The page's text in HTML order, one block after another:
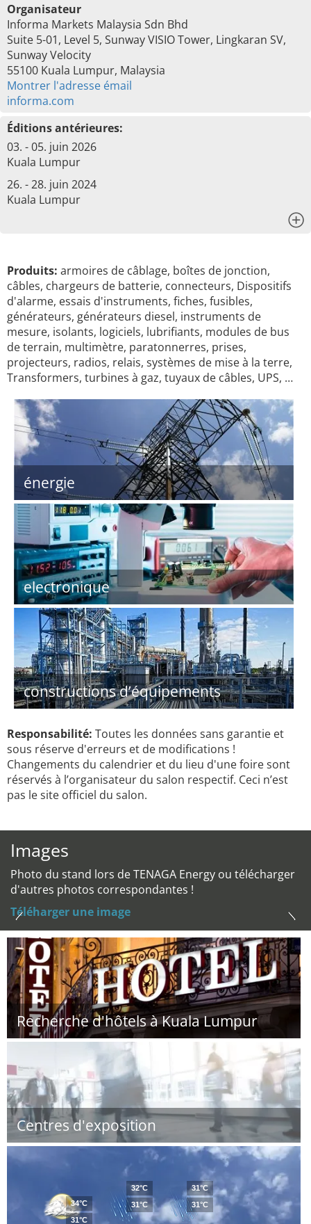
Organisateur
Informa Markets Malaysia Sdn Bhd
Suite 5-01, Level 5, Sunway VISIO Tower, Lingkaran SV,
Sunway Velocity
55100 Kuala Lumpur, Malaysia
Montrer l'adresse émail
informa.com
Éditions antérieures:
03. - 05. juin 2026
Kuala Lumpur
26. - 28. juin 2024
Kuala Lumpur
Produits: armoires de câblage, boîtes de jonction,
câbles, chargeurs de batterie, connecteurs, Dispositifs
d'alarme, essais d'instruments, fiches, fusibles,
générateurs, générateurs diesel, instruments de
mesure, isolants, logiciels, lubrifiants, modules de bus
de terrain, multimètre, paratonnerres, prises,
projecteurs, radios, relais, systèmes de mise à la terre,
Transformers, turbines à gaz, tuyaux de câbles, UPS, …
énergie
electronique
constructions d’équipements
Responsabilité: Toutes les données sans garantie et
sous réserve d'erreurs et de modifications !
Changements du calendrier et du lieu d'une foire sont
réservés à l’organisateur du salon respectif. Ceci n’est
pas le site officiel du salon.
Images
Photo du stand lors de TENAGA Energy ou télécharger
d'autres photos correspondantes !
Téléharger une image
Recherche d'hôtels à Kuala Lumpur
Centres d'exposition
34°C
31°C
32°C
31°C
31°C
31°C